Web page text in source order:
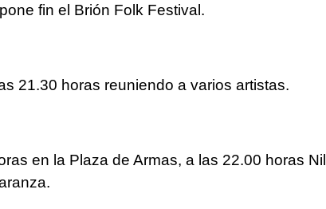
fin el Brión Folk Festival.
21.30 horas reuniendo a varios artistas.
en la Plaza de Armas, a las 22.00 horas Nil